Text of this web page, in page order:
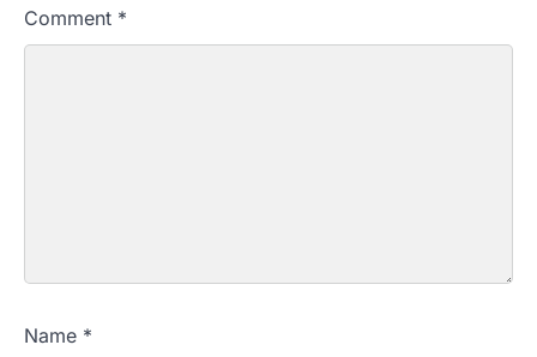
Comment *
Name *